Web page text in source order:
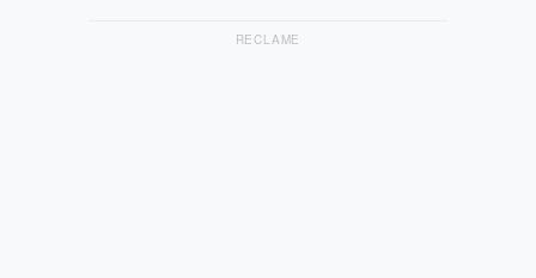
RECLAME